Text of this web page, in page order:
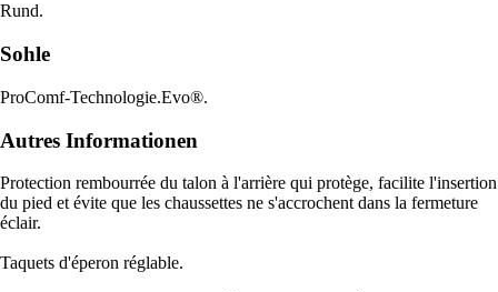
Rund.
Sohle
ProComf-Technologie.Evo®.
Autres Informationen
Protection rembourrée du talon à l'arrière qui protège, facilite l'insertion
du pied et évite que les chaussettes ne s'accrochent dans la fermeture
éclair.
Taquets d'éperon réglable.